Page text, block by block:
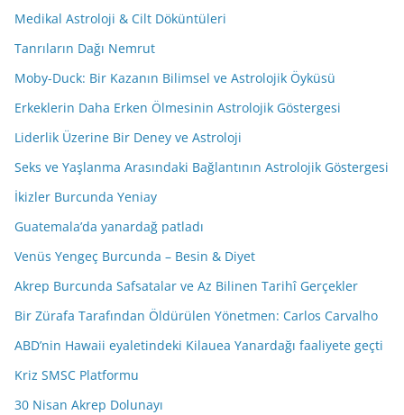
Medikal Astroloji & Cilt Döküntüleri
Tanrıların Dağı Nemrut
Moby-Duck: Bir Kazanın Bilimsel ve Astrolojik Öyküsü
Erkeklerin Daha Erken Ölmesinin Astrolojik Göstergesi
Liderlik Üzerine Bir Deney ve Astroloji
Seks ve Yaşlanma Arasındaki Bağlantının Astrolojik Göstergesi
İkizler Burcunda Yeniay
Guatemala’da yanardağ patladı
Venüs Yengeç Burcunda – Besin & Diyet
Akrep Burcunda Safsatalar ve Az Bilinen Tarihî Gerçekler
Bir Zürafa Tarafından Öldürülen Yönetmen: Carlos Carvalho
ABD’nin Hawaii eyaletindeki Kilauea Yanardağı faaliyete geçti
Kriz SMSC Platformu
30 Nisan Akrep Dolunayı